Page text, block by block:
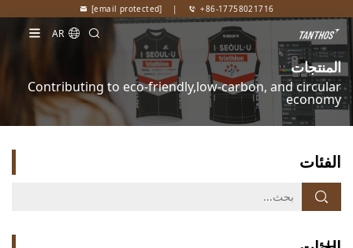
[email protected] | +86-17758021716
AR
المنتجات
Contributing to eco-friendly,low-carbon, and circular
economy
الفئات